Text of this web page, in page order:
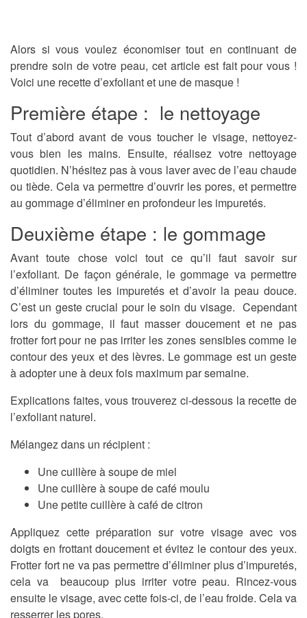
Alors si vous voulez économiser tout en continuant de
prendre soin de votre peau, cet article est fait pour vous !
Voici une recette d’exfoliant et une de masque !
Première étape : le nettoyage
Tout d’abord avant de vous toucher le visage, nettoyez-
vous bien les mains. Ensuite, réalisez votre nettoyage
quotidien. N’hésitez pas à vous laver avec de l’eau chaude
ou tiède. Cela va permettre d’ouvrir les pores, et permettre
au gommage d’éliminer en profondeur les impuretés.
Deuxième étape : le gommage
Avant toute chose voici tout ce qu’il faut savoir sur
l’exfoliant. De façon générale, le gommage va permettre
d’éliminer toutes les impuretés et d’avoir la peau douce.
C’est un geste crucial pour le soin du visage. Cependant
lors du gommage, il faut masser doucement et ne pas
frotter fort pour ne pas irriter les zones sensibles comme le
contour des yeux et des lèvres. Le gommage est un geste
à adopter une à deux fois maximum par semaine.
Explications faites, vous trouverez ci-dessous la recette de
l’exfoliant naturel.
Mélangez dans un récipient :
Une cuillère à soupe de miel
Une cuillère à soupe de café moulu
Une petite cuillère à café de citron
Appliquez cette préparation sur votre visage avec vos
doigts en frottant doucement et évitez le contour des yeux.
Frotter fort ne va pas permettre d’éliminer plus d’impuretés,
cela va beaucoup plus irriter votre peau. Rincez-vous
ensuite le visage, avec cette fois-ci, de l’eau froide. Cela va
resserrer les pores.